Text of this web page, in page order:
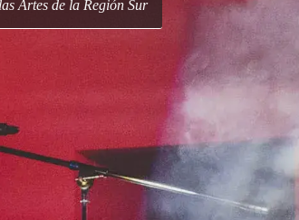
Artes de la Región Sur